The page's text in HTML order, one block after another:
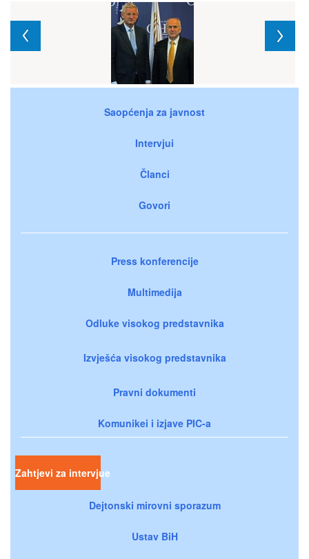
Saopćenja za javnost
Intervjui
Članci
Govori
Press konferencije
Multimedija
Odluke visokog predstavnika
Izvješća visokog predstavnika
Pravni dokumenti
Komunikei i izjave PIC-a
Zahtjevi za intervjue
Dejtonski mirovni sporazum
Ustav BiH